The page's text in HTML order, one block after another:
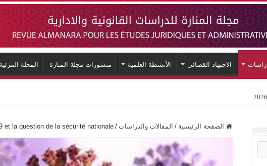
الاجتهاد القضائي الأنشطة العلمية منشورات مجلة المنارة المجلة المرئية
الصفحة الرئيسية / المقالات والدراسات /
et la question de la sécurité nationale